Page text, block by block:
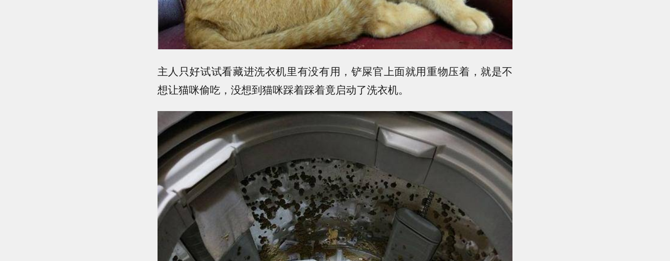
主人只好试试看藏进洗衣机里有没有用，铲屎官上面就用重物压着，就是不
想让猫咪偷吃，没想到猫咪踩着踩着竟启动了洗衣机。